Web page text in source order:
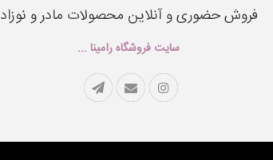
فروش حضوری و آنلاین محصولات مادر و نوزاد
سایت فروشگاه رامینا ...